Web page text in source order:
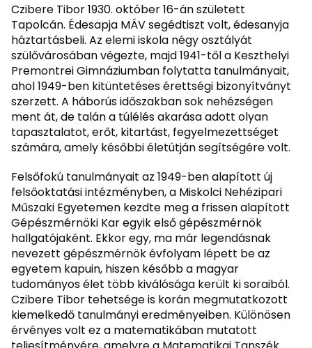
Czibere Tibor 1930. október 16-án született
Tapolcán. Édesapja MÁV segédtiszt volt, édesanyja
háztartásbeli. Az elemi iskola négy osztályát
szülővárosában végezte, majd 1941-től a Keszthelyi
Premontrei Gimnáziumban folytatta tanulmányait,
ahol 1949-ben kitüntetéses érettségi bizonyítványt
szerzett. A háborús időszakban sok nehézségen
ment át, de talán a túlélés akarása adott olyan
tapasztalatot, erőt, kitartást, fegyelmezettséget
számára, amely későbbi életútján segítségére volt.
Felsőfokú tanulmányait az 1949-ben alapított új
felsőoktatási intézményben, a Miskolci Nehézipari
Műszaki Egyetemen kezdte meg a frissen alapított
Gépészmérnöki Kar egyik első gépészmérnök
hallgatójaként. Ekkor egy, ma már legendásnak
nevezett gépészmérnök évfolyam lépett be az
egyetem kapuin, hiszen később a magyar
tudományos élet több kiválósága került ki soraiból.
Czibere Tibor tehetsége is korán megmutatkozott
kiemelkedő tanulmányi eredményeiben. Különösen
érvényes volt ez a matematikában mutatott